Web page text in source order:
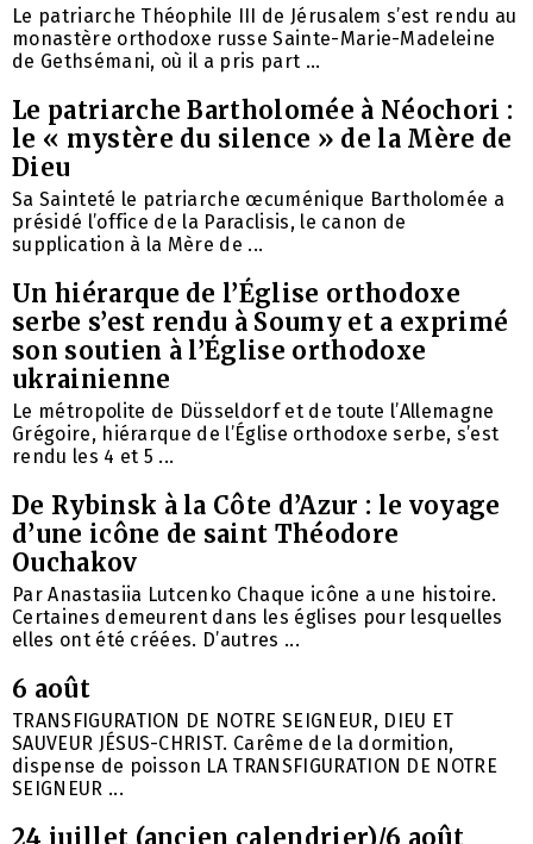
Le patriarche Théophile III de Jérusalem s’est rendu au
monastère orthodoxe russe Sainte-Marie-Madeleine
de Gethsémani, où il a pris part ...
Le patriarche Bartholomée à Néochori :
le « mystère du silence » de la Mère de
Dieu
Sa Sainteté le patriarche œcuménique Bartholomée a
présidé l’office de la Paraclisis, le canon de
supplication à la Mère de ...
Un hiérarque de l’Église orthodoxe
serbe s’est rendu à Soumy et a exprimé
son soutien à l’Église orthodoxe
ukrainienne
Le métropolite de Düsseldorf et de toute l’Allemagne
Grégoire, hiérarque de l’Église orthodoxe serbe, s’est
rendu les 4 et 5 ...
De Rybinsk à la Côte d’Azur : le voyage
d’une icône de saint Théodore
Ouchakov
Par Anastasiia Lutcenko Chaque icône a une histoire.
Certaines demeurent dans les églises pour lesquelles
elles ont été créées. D’autres ...
6 août
TRANSFIGURATION DE NOTRE SEIGNEUR, DIEU ET
SAUVEUR JÉSUS-CHRIST. Carême de la dormition,
dispense de poisson LA TRANSFIGURATION DE NOTRE
SEIGNEUR ...
24 juillet (ancien calendrier)/6 août